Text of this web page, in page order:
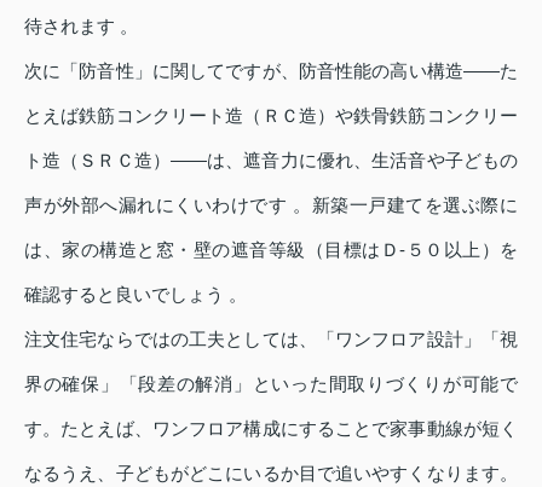
待されます 。
次に「防音性」に関してですが、防音性能の高い構造――た
とえば鉄筋コンクリート造（ＲＣ造）や鉄骨鉄筋コンクリー
ト造（ＳＲＣ造）――は、遮音力に優れ、生活音や子どもの
声が外部へ漏れにくいわけです 。新築一戸建てを選ぶ際に
は、家の構造と窓・壁の遮音等級（目標はＤ‑５０以上）を
確認すると良いでしょう 。
注文住宅ならではの工夫としては、「ワンフロア設計」「視
界の確保」「段差の解消」といった間取りづくりが可能で
す。たとえば、ワンフロア構成にすることで家事動線が短く
なるうえ、子どもがどこにいるか目で追いやすくなります。